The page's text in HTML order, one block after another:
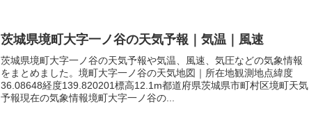
茨城県境町大字一ノ谷の天気予報｜気温｜風速
茨城県境町大字一ノ谷の天気予報や気温、風速、気圧などの気象情報
をまとめました。境町大字一ノ谷の天気地図｜所在地観測地点緯度
36.08648経度139.820201標高12.1m都道府県茨城県市町村区境町天気
予報現在の気象情報境町大字一ノ谷の...